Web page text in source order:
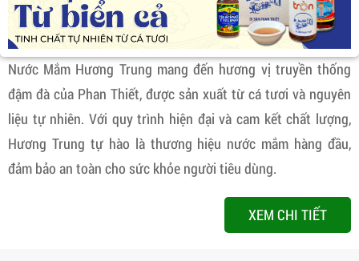
Nước Mắm Hương Trung mang đến hương vị truyền thống
đậm đà của Phan Thiết, được sản xuất từ cá tươi và nguyên
liệu tự nhiên. Với quy trình hiện đại và cam kết chất lượng,
Hương Trung tự hào là thương hiệu nước mắm hàng đầu,
đảm bảo an toàn cho sức khỏe người tiêu dùng.
XEM CHI TIẾT